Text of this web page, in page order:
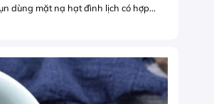
dùng mặt nạ hạt đình lịch có hợp...